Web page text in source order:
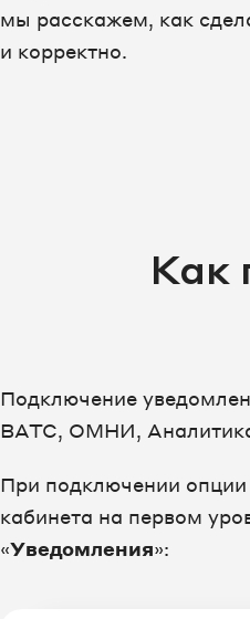
мы расскажем, как
и корректно.
Как
Подключение
ВАТС, ОМНИ,
При подключении
кабинета на первом
«Уведомления»: